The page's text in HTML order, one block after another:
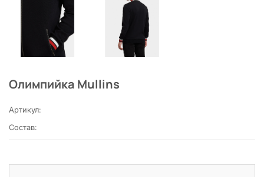
Олимпийка Mullins
Артикул:
Состав: